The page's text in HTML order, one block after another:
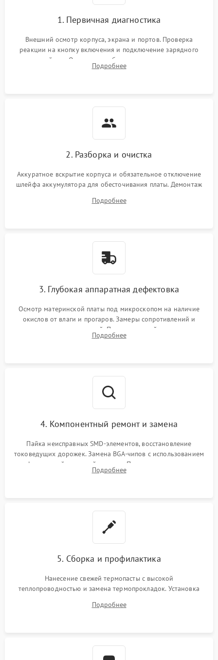
Перегрев из‑за пыли,
неисправности кулера
Выход из строя SSD или
HDD: медленная загрузка,
2000 ₽
Проблемы Wi‑Fi или
2500 ₽
1. Первичная диагностика
Внешний осмотр корпуса, экрана и портов. Проверка
реакции на кнопку включения и подключение зарядного
устройства. Оценка потребления тока с помощью
лабораторного блока питания для локализации проблемы.
Подробнее
2. Разборка и очистка
Аккуратное вскрытие корпуса и обязательное отключение
шлейфа аккумулятора для обесточивания платы. Демонтаж
высохшей термопасты с кристаллов чипов.
Подробнее
3. Глубокая аппаратная дефектовка
Осмотр материнской платы под микроскопом на наличие
окислов от влаги и прогаров. Замеры сопротивлений и
дежурных напряжений. Проверка цепей питания,
мультиконтроллера, процессора и видеочипа.
Подробнее
4. Компонентный ремонт и замена
Пайка неисправных SMD-элементов, восстановление
токоведущих дорожек. Замена BGA-чипов с использованием
инфракрасной паяльной станции. Прошивка микросхемы
BIOS или замена поврежденных портов USB
Подробнее
5. Сборка и профилактика
Нанесение свежей термопасты с высокой
теплопроводностью и замена термопрокладок. Установка
шлейфов, модулей памяти и накопителей. Предварительная
Подробнее